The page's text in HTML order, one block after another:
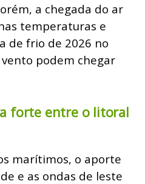
a chegada do ar
temperaturas e
de frio de 2026 no
podem chegar
forte entre o litoral
marítimos, o aporte
e as ondas de leste